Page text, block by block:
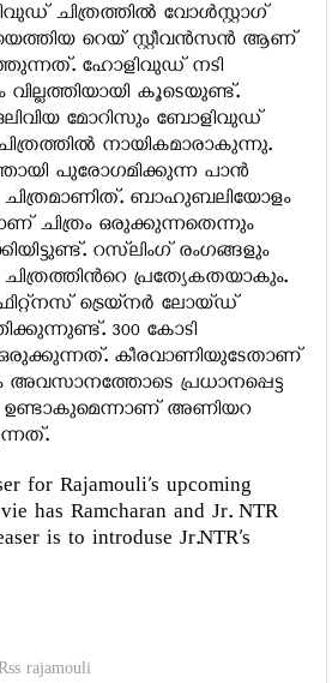
ചിത്രത്തില്‍ വോള്‍സ്റ്റാഗ്
റെയ് സ്റ്റീവന്‍സന്‍ ആണ്
ഹോളിവുഡ് നടി
കൂടെയുണ്ട്.
മോറിസും ബോളിവുഡ്
നായികമാരാകുന്നു.
പുരോഗമിക്കുന്ന പാന്‍
ചിത്രമാണിത്. ബാഹുബലിയോളം
ചിത്രം ഒരുക്കുന്നതെന്നും
റസ്‌ലിംഗ് രംഗങ്ങളും
പ്രത്യേകതയാകും.
ട്രെയ്‌നര്‍ ലോയ്ഡ്
300 കോടി
ഒരുക്കുന്നത്. കീരവാണിയുടേതാണ്
പ്രധാനപ്പെട്ട
ഉണ്ടാകുമെന്നാണ് അണിയറ
for Rajamouli’s upcoming
has Ramcharan and Jr. NTR
is to introduse Jr.NTR’s
rajamouli